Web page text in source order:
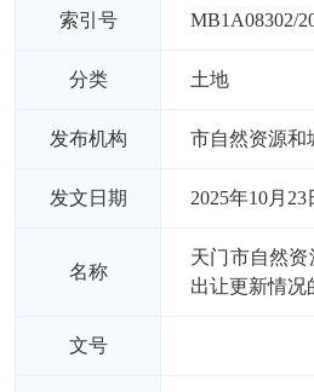
索引号 MB1A08302/
分类 土地
发布机构 市自然资源和
发文日期 2025年10月23
名称
天门市自然
出让更新情况
文号